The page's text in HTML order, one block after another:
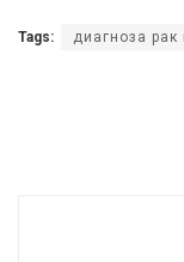
Tags: диагноза рак